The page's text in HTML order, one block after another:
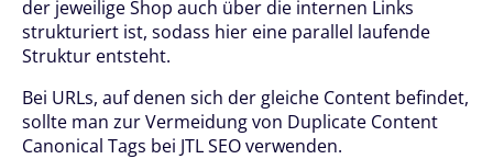
der jeweilige Shop auch über die internen Links
strukturiert ist, sodass hier eine parallel laufende
Struktur entsteht.
Bei URLs, auf denen sich der gleiche Content befindet,
sollte man zur Vermeidung von Duplicate Content
Canonical Tags bei JTL SEO verwenden.